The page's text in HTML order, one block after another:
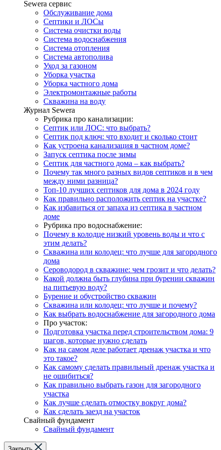
Sewera сервис
Обслуживание дома
Септики и ЛОСы
Система очистки воды
Система водоснабжения
Система отопления
Система автополива
Уход за газоном
Уборка участка
Уборка частного дома
Электромонтажные работы
Скважина на воду
Журнал Sewera
Рубрика про канализации:
Септик или ЛОС: что выбрать?
Септик под ключ: что входит и сколько стоит
Как устроена канализация в частном доме?
Запуск септика после зимы
Септик для частного дома – как выбрать?
Почему так много разных видов септиков и в чем
между ними разница?
Топ-10 лучших септиков для дома в 2024 году
Как правильно расположить септик на участке?
Как избавиться от запаха из септика в частном
доме
Рубрика про водоснабжение:
Почему в колодце низкий уровень воды и что с
этим делать?
Скважина или колодец: что лучше для загородного
дома
Сероводород в скважине: чем грозит и что делать?
Какой должна быть глубина при бурении скважин
на питьевую воду?
Бурение и обустройство скважин
Скважина или колодец: что лучше и почему?
Как выбрать водоснабжение для загородного дома
Про участок:
Подготовка участка перед строительством дома: 9
шагов, которые нужно сделать
Как на самом деле работает дренаж участка и что
это такое?
Как самому сделать правильный дренаж участка и
не ошибиться?
Как правильно выбрать газон для загородного
участка
Как лучше сделать отмостку вокруг дома?
Как сделать заезд на участок
Свайный фундамент
Свайный фундамент